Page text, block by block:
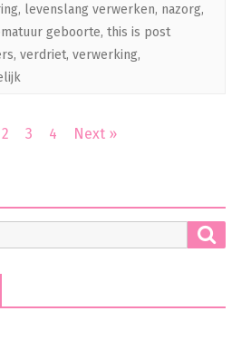
, levenslang verwerken, nazorg,
geboorte, this is post
, verdriet, verwerking,
2 3 4 Next »